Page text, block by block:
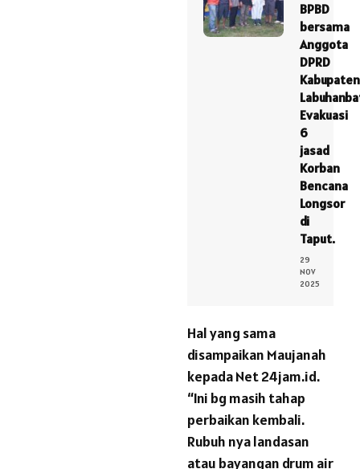
BPBD
bersama
Anggota
DPRD
Kabupaten
Evakuasi
6
jasad
Korban
Bencana
Longsor
di
Taput.
29
NOV
2025
Hal yang sama
disampaikan Maujanah
kepada Net 24jam.id.
“Ini bg masih tahap
perbaikan kembali.
Rubuh nya landasan
atau bayangan drum air